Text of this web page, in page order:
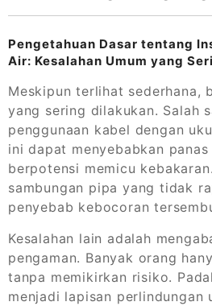
Pengetahuan Dasar tentang
Air: Kesalahan Umum yang
Meskipun terlihat sederhana,
yang sering dilakukan. Salah
penggunaan kabel dengan
ini dapat menyebabkan
berpotensi memicu
sambungan pipa yang tidak
penyebab kebocoran
Kesalahan lain adalah
pengaman. Banyak orang
tanpa memikirkan risiko.
menjadi lapisan perlindungan